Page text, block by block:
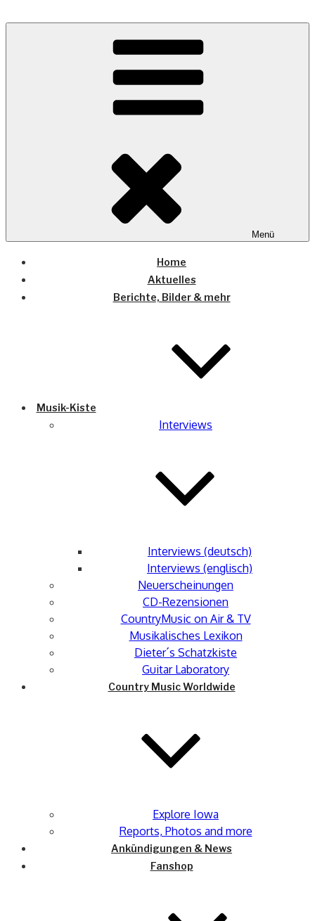
COUNTRYHOME
Wo die (Country-) Musik Zuhause ist
Menü
Home
Aktuelles
Berichte, Bilder & mehr
Musik-Kiste
Interviews
Interviews (deutsch)
Interviews (englisch)
Neuerscheinungen
CD-Rezensionen
CountryMusic on Air & TV
Musikalisches Lexikon
Dieter´s Schatzkiste
Guitar Laboratory
Country Music Worldwide
Explore Iowa
Reports, Photos and more
Ankündigungen & News
Fanshop